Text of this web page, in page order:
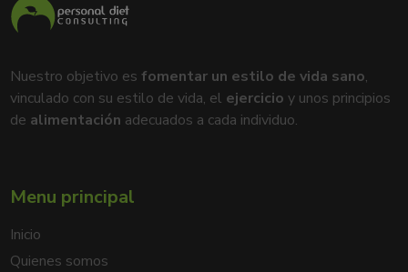
Nuestro objetivo esfomentar un estilo de vida sano,
vinculado con su estilo de vida, el ejercicio y unos principios
de alimentación adecuados a cada individuo.
Menu principal
Inicio
Quienes somos